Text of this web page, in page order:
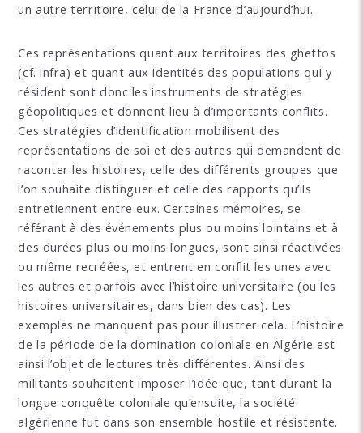
un autre territoire, celui de la France d’aujourd’hui.
Ces représentations quant aux territoires des ghettos
(cf. infra) et quant aux identités des populations qui y
résident sont donc les instruments de stratégies
géopolitiques et donnent lieu à d’importants conflits.
Ces stratégies d’identification mobilisent des
représentations de soi et des autres qui demandent de
raconter les histoires, celle des différents groupes que
l’on souhaite distinguer et celle des rapports qu’ils
entretiennent entre eux. Certaines mémoires, se
référant à des événements plus ou moins lointains et à
des durées plus ou moins longues, sont ainsi réactivées
ou même recréées, et entrent en conflit les unes avec
les autres et parfois avec l’histoire universitaire (ou les
histoires universitaires, dans bien des cas). Les
exemples ne manquent pas pour illustrer cela. L’histoire
de la période de la domination coloniale en Algérie est
ainsi l’objet de lectures très différentes. Ainsi des
militants souhaitent imposer l’idée que, tant durant la
longue conquête coloniale qu’ensuite, la société
algérienne fut dans son ensemble hostile et résistante.